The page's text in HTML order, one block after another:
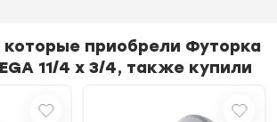
которые приобрели Футорка
11/4 х 3/4, также купили